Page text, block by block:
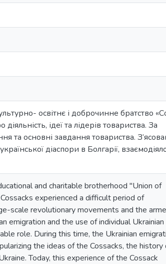
освітнє і доброчинне братство
ідеї та лідерів товариства. За
та основні завдання товариства.
діаспори в Болгарії,
and charitable brotherhood "Union of
experienced a difficult period of
scale revolutionary movements and the
emigration and the use of individual Ukrainian
role. During this time, the Ukrainian
the ideas of the Cossacks, the history
Today, this experience of the Cossack